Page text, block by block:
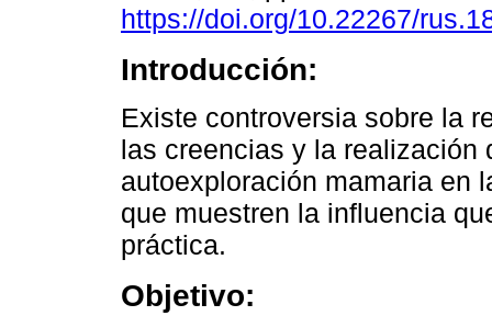
https://doi.org/10.22267/
Introducción:
Existe controversia sobre la
las creencias y la realización
autoexploración mamaria en
que muestren la influencia
práctica.
Objetivo: